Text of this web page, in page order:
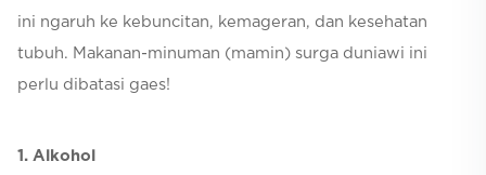
ini ngaruh ke kebuncitan, kemageran, dan kesehatan
tubuh. Makanan-minuman (mamin) surga duniawi ini
perlu dibatasi gaes!
1. Alkohol